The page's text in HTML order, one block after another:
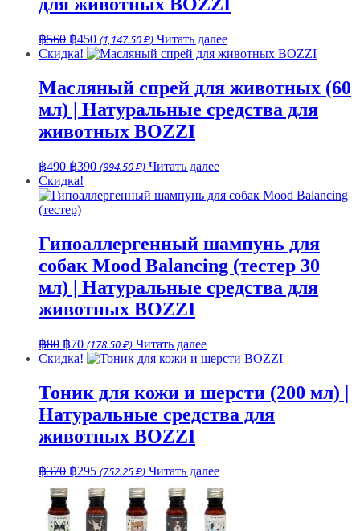
฿560 Первоначальная
цена
฿450Текущая
цена:
(1,147.50 ₽) Читать далее
Скидка!
Масляный спрей для животных (60
мл) | Натуральные средства для
животных BOZZI
฿490 Первоначальная
цена
составляла
฿490.
฿390Текущая
฿390.
(994.50 ₽) Читать далее
Скидка!
Гипоаллергенный шампунь для
собак Mood Balancing (тестер 30
мл) | Натуральные средства для
животных BOZZI
฿80 Первоначальная
цена
฿70Текущая
цена:
(178.50 ₽) Читать далее
Скидка!
Тоник для кожи и шерсти (200 мл) |
Натуральные средства для
животных BOZZI
฿370 Первоначальная
составляла
฿370.
฿295Текущая
฿295.
(752.25 ₽) Читать далее